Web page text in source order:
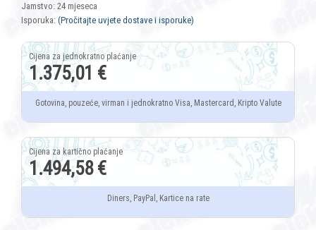
Jamstvo: 24 mjeseca
Isporuka: (Pročitajte uvjete dostave i isporuke)
1.375,01 €
Gotovina, pouzeće, virman i jednokratno Visa, Mastercard, Kripto Valute
1.494,58 €
Diners, PayPal, Kartice na rate